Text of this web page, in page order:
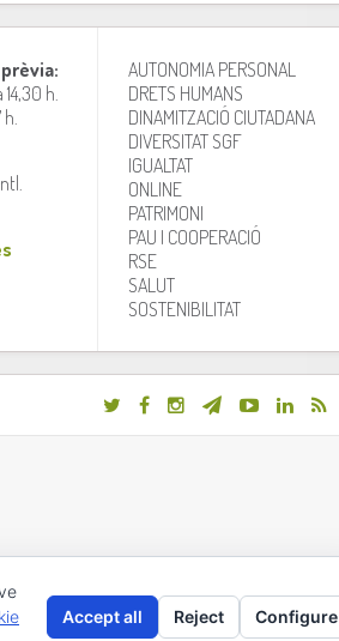
h.
AUTONOMIA PERSONAL
DRETS HUMANS
DINAMITZACIÓ CIUTADANA
DIVERSITAT SGF
IGUALTAT
ONLINE
PATRIMONI
PAU I COOPERACIÓ
RSE
SALUT
SOSTENIBILITAT
Accept all Reject Configure